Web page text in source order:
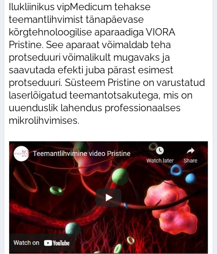
Ilukliinikus vipMedicum tehakse
teemantlihvimist tänapäevase
kõrgtehnoloogilise aparaadiga VIORA
Pristine. See aparaat võimaldab teha
protseduuri võimalikult mugavaks ja
saavutada efekti juba pärast esimest
protseduuri. Süsteem Pristine on varustatud
laserlõigatud teemantotsakutega, mis on
uuenduslik lahendus professionaalses
mikrolihvimises.